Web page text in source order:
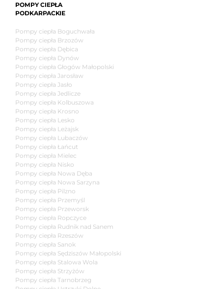
POMPY CIEPŁA
PODKARPACKIE
Pompy ciepła Boguchwała
Pompy ciepła Brzozów
Pompy ciepła Dębica
Pompy ciepła Dynów
Pompy ciepła Głogów Małopolski
Pompy ciepła Jarosław
Pompy ciepła Jasło
Pompy ciepła Jedlicze
Pompy ciepła Kolbuszowa
Pompy ciepła Krosno
Pompy ciepła Lesko
Pompy ciepła Leżajsk
Pompy ciepła Lubaczów
Pompy ciepła Łańcut
Pompy ciepła Mielec
Pompy ciepła Nisko
Pompy ciepła Nowa Dęba
Pompy ciepła Nowa Sarzyna
Pompy ciepła Pilzno
Pompy ciepła Przemyśl
Pompy ciepła Przeworsk
Pompy ciepła Ropczyce
Pompy ciepła Rudnik nad Sanem
Pompy ciepła Rzeszów
Pompy ciepła Sanok
Pompy ciepła Sędziszów Małopolski
Pompy ciepła Stalowa Wola
Pompy ciepła Strzyżów
Pompy ciepła Tarnobrzeg